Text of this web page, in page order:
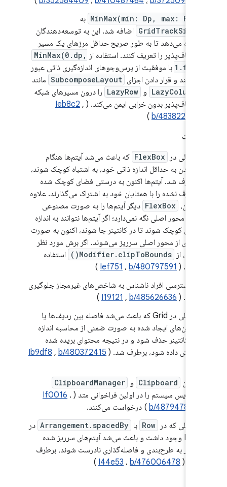
MinMax(min: Dp, max: Fr) به
GridTrackSize اضافه شد. این به توسعه‌دهندگان
اجازه می‌دهد تا به طور صریح حداقل مرزهای یک مسیر
انعطاف‌پذیر را تعریف کنند. استفاده ازMinMax(0.dp,
با موفقیت از پرس‌وجوهای اندازه‌گیری ذاتی عبور
می‌کند و قرار دادن اجزای SubcomposeLayout مانند
LazyColumn و LazyRow را درون مسیرهای شبکه
انعطاف‌پذیر بدون خرابی ایمن می‌کند. ( Ieb8c2 ,
b/483822148
)
FlexBox که باعث می‌شد آیتم‌ها هنگام
رسیدن به حداقل اندازه ذاتی خود، به اشتباه کوچک شوند،
برطرف شد. آیتم‌ها اکنون به درستی فضای کوچک شده
مصرف نشده را با همتایان خود به اشتراک می‌گذارند. علاوه
FlexBox دیگر آیتم‌ها را به صورت مصنوعی
روی محور اصلی نگه نمی‌دارد؛ اگر آیتم‌ها نتوانند به اندازه
کافی کوچک شوند تا در کانتینر جا شوند، اکنون به صورت
بصری از محور اصلی سرریز می‌شوند. اگر برش مورد نظر
Modifier.clipToBounds()
استفاده
Ief751،b/480797591
)
از دسترسی افراد ناشناس به شاخص‌های غیرمجاز جلوگیری
I19121,b/485626636
)
مشکلی در Grid که باعث می‌شد فاصله بین ردیف‌ها یا
ستون‌های ایجاد شده به صورت ضمنی از محاسبه اندازه
کل کانتینر حذف شود و در نتیجه محتوای بریده شده
نمایش داده شود، برطرف شد. (
Ib9df8,b/480372415
Clipboard و ClipboardManager
سرویس سیستم را در اولین فراخوانی متد ( If0016 ،
b/487947860) درخواست می‌کنند.
مشکلی که در Row با Arrangement.spacedBy در
RTL وجود داشت و باعث می‌شد آیتم‌های سرریز شده
منجر به طرح‌بندی و فاصله‌گذاری نادرست شوند، برطرف
I44e53،b/476006478
)